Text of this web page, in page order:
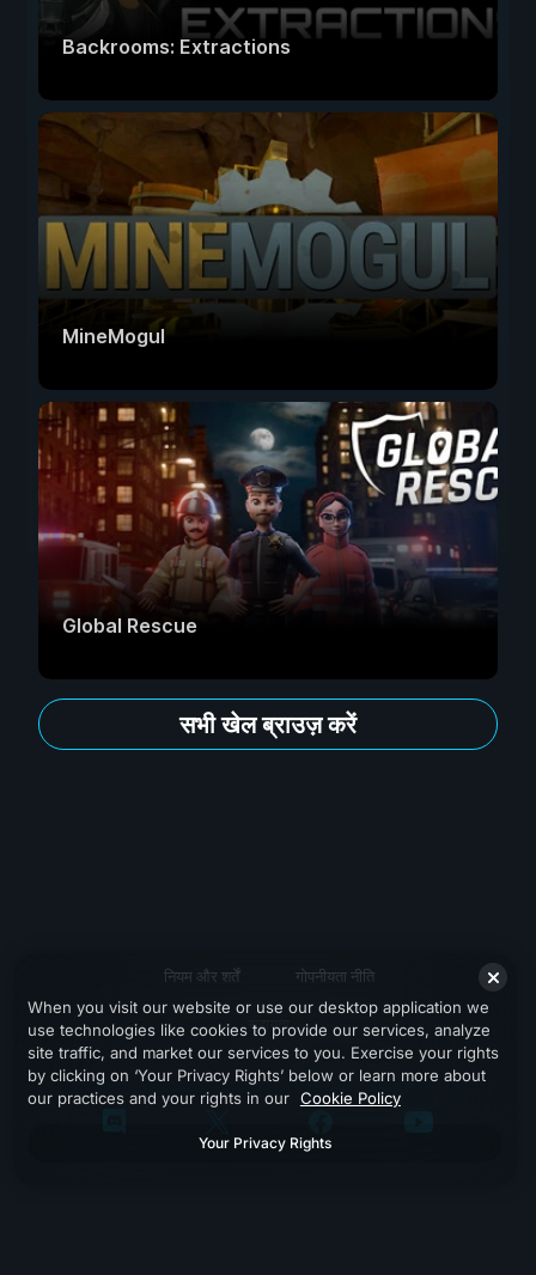
Backrooms: Extractions
MineMogul
Global Rescue
सभी खेल ब्राउज़ करें
नियम और शर्तें गोपनीयता नीति
सहायता
When you visit our website or use our desktop application we
use technologies like cookies to provide our services, analyze
site traffic, and market our services to you. Exercise your rights
by clicking on ‘Your Privacy Rights’ below or learn more about
our practices and your rights in our Cookie Policy
Your Privacy Rights